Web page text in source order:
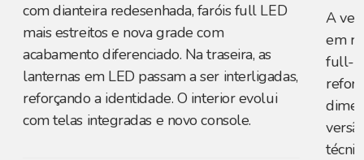
com dianteira redesenhada, faróis full LED
mais estreitos e nova grade com
acabamento diferenciado. Na traseira, as
lanternas em LED passam a ser interligadas,
reforçando a identidade. O interior evolui
com telas integradas e novo console.
A
em
full-